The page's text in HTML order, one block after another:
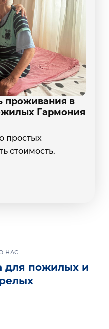
проживания в
Гармония
простых
стоимость.
НАС
для пожилых и